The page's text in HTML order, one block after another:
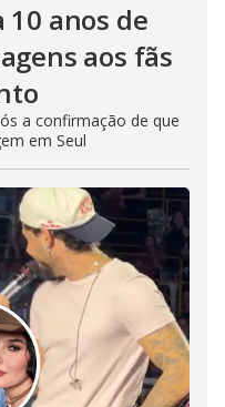
10 anos de
aos fãs
a confirmação de que
em Seul